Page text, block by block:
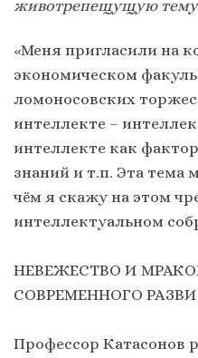
животрепещущую
«Меня пригласили на
экономическом
ломоносовских
интеллекте –
интеллекте как
знаний и т.п. Эта тема
чём я скажу на этом
интеллектуальном
НЕВЕЖЕСТВО И
СОВРЕМЕННОГО
Профессор Катасонов